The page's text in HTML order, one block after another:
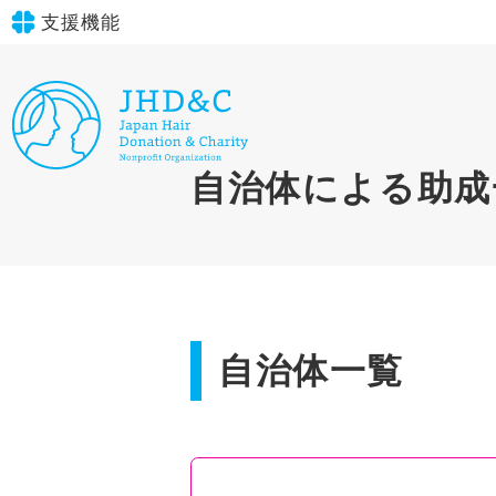
支援機能
文字サイズ 標準
青 黄 黒
in simple English
English Guide自治体による助
自治体一覧